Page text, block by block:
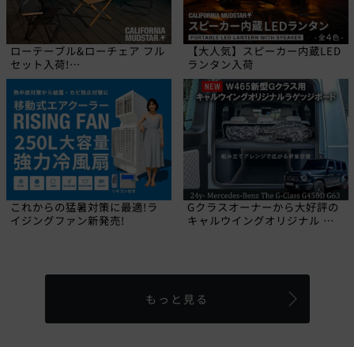
ローテーブル&ローチェア フル
セット入荷!
【CALIFORNIA MUDSTAR】
【大人気】スピーカー内蔵LED
ランタン入荷
これからの猛暑対策に最適!ラ
イジングファン新発売!
Gクラスオーナーから大好評の
キャルウイングオリジナル ラ
もっと見る